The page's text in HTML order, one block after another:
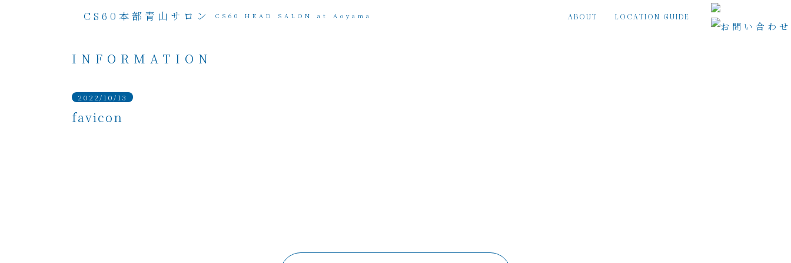
CS60 本部青山サロン CS60 HEAD SALON at Aoyama ABOUT LOCATION GUIDE
INFORMATION
2022/10/13
favicon